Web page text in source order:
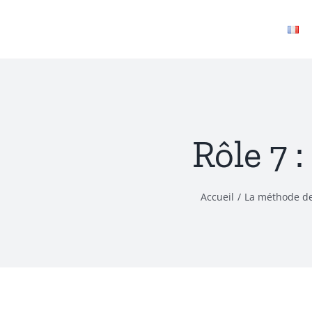
Rôle 7
Accueil La méthode